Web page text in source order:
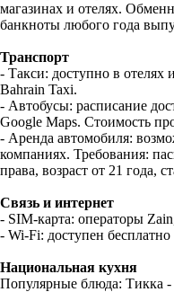
магазинах и отелях.
банкноты любого года
Транспорт
- Такси: доступно в отелях
Bahrain Taxi.
- Автобусы: расписание
Google Maps. Стоимость
- Аренда автомобиля:
компаниях. Требования:
права, возраст от 21 года,
Связь и интернет
- SIM-карта: операторы
- Wi-Fi: доступен
Национальная кухня
Популярные блюда: Тикка